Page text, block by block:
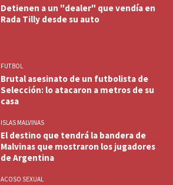
Detienen a un "dealer" que vendía en
Rada Tilly desde su auto
FUTBOL
Brutal asesinato de un futbolista de
Selección: lo atacaron a metros de su
casa
ISLAS MALVINAS
El destino que tendrá la bandera de
Malvinas que mostraron los jugadores
de Argentina
ACOSO SEXUAL